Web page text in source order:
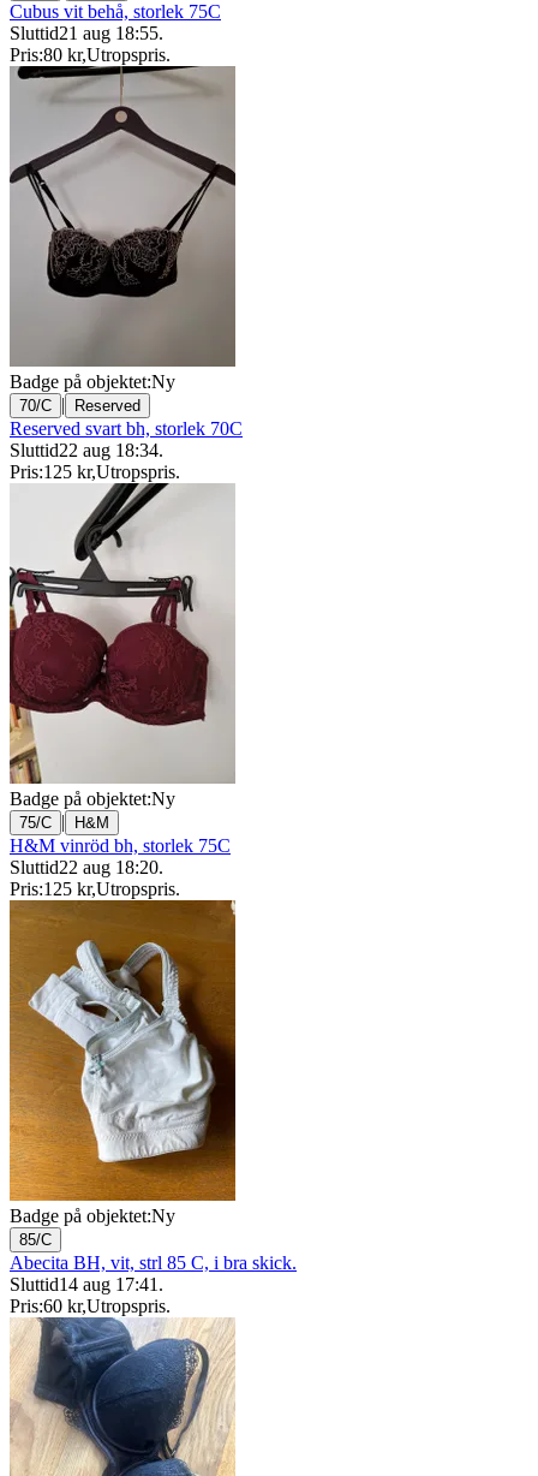
Cubus vit behå, storlek 75C
Sluttid21 aug 18:55.
Pris:80 kr,Utropspris.
Badge på objektet:Ny
70/C | Reserved
Reserved svart bh, storlek 70C
Sluttid22 aug 18:34.
Pris:125 kr,Utropspris.
Badge på objektet:Ny
75/C | H&M
H&M vinröd bh, storlek 75C
Sluttid22 aug 18:20.
Pris:125 kr,Utropspris.
Badge på objektet:Ny
85/C
Abecita BH, vit, strl 85 C, i bra skick.
Sluttid14 aug 17:41 .
Pris:60 kr,Utropspris.